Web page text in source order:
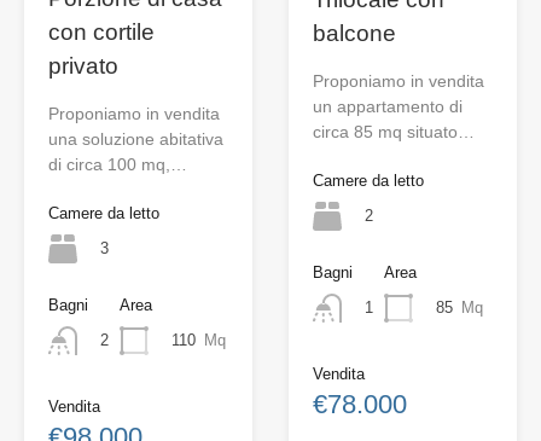
con cortile
privato
Proponiamo in vendita
una soluzione abitativa
di circa 100 mq,…
Camere da letto
3
Bagni
2
Area
110 Mq
Vendita
balcone
Proponiamo in vendita
un appartamento di
circa 85 mq situato…
Camere da letto
2
Bagni
1
Area
85 Mq
Vendita
€78.000